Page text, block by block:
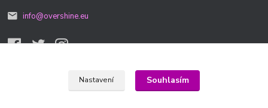
info@overshine.eu
Nastavení Souhlasím